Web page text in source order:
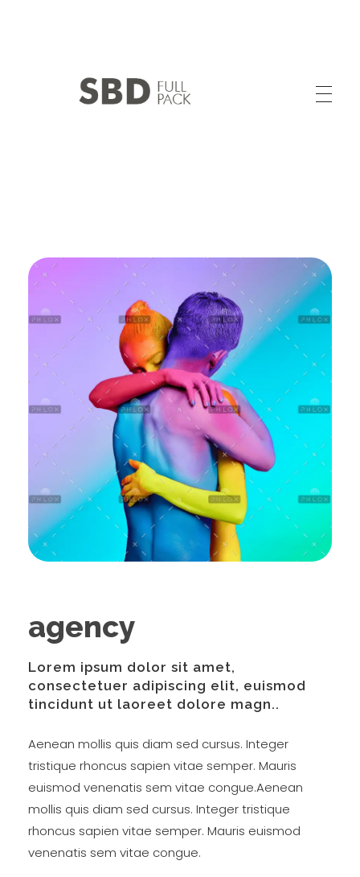
agency
Lorem ipsum dolor sit amet,
consectetuer adipiscing elit, euismod
tincidunt ut laoreet dolore magn..
Aenean mollis quis diam sed cursus. Integer
tristique rhoncus sapien vitae semper. Mauris
euismod venenatis sem vitae congue.Aenean
mollis quis diam sed cursus. Integer tristique
rhoncus sapien vitae semper. Mauris euismod
venenatis sem vitae congue.